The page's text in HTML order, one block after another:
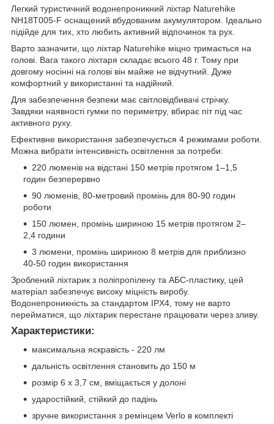
Легкий туристичний водонепроникний ліхтар Naturehike
NH18T005-F оснащений вбудованим акумулятором. Ідеально
підійде для тих, хто любить активний відпочинок та рух.
Варто зазначити, що ліхтар Naturehike міцно тримається на
голові. Вага такого ліхтаря складає всього 48 г. Тому при
довгому носінні на голові він майже не відчутний. Дуже
комфортний у використанні та надійний.
Для забезпечення безпеки має світловідбивачі стрічку.
Завдяки наявності гумки по периметру, вбирає піт під час
активного руху.
Ефективне використання забезпечується 4 режимами роботи.
Можна вибрати інтенсивність освітлення за потреби:
220 люменів на відстані 150 метрів протягом 1–1,5
годин безперервно
90 люменів, 80-метровий промінь для 80-90 годин
роботи
150 люмен, промінь шириною 15 метрів протягом 2–
2,4 години
3 люмени, промінь шириною 8 метрів для приблизно
40-50 годин використання
Зроблений ліхтарик з поліпропілену та АБС-пластику, цей
матеріал забезпечує високу міцність виробу.
Водонепроникність за стандартом IPX4, тому не варто
перейматися, що ліхтарик перестане працювати через зливу.
Характеристики:
максимальна яскравість - 220 лм
дальність освітлення становить до 150 м
розмір 6 х 3,7 см, вміщається у долоні
ударостійкий, стійкий до падінь
зручне використання з ремінцем Verlo в комплекті